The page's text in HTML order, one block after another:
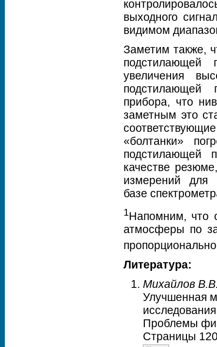
выходного
видимом
Заметим также,
подстилающей
увеличения
подстилающей
прибора, что
заметным это
«болтанки»
подстилающей
качестве
измерений для
базе
1Напомним, что
атмосферы по
Литература:
Михайлов
Улучшенная
Проблемы
Страницы